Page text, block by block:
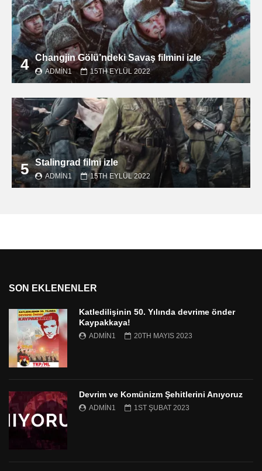
4 Changjin Gölü’ndeki Savaş filmini izle
ADMIN1 15TH EYLÜL 2022
5 Stalingrad filmi izle
ADMIN1 15TH EYLÜL 2022
SON EKLENENLER
Katledilişinin 50. Yılında devrime önder
Kaypakkaya!
ADMIN1 20TH MAYIS 2023
Devrim ve Komünizm Şehitlerini Anıyoruz
ADMIN1 1ST ŞUBAT 2023